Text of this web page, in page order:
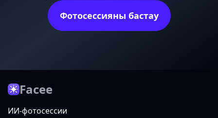
Фотосессияны бастау
Facee
ИИ-фотосессии